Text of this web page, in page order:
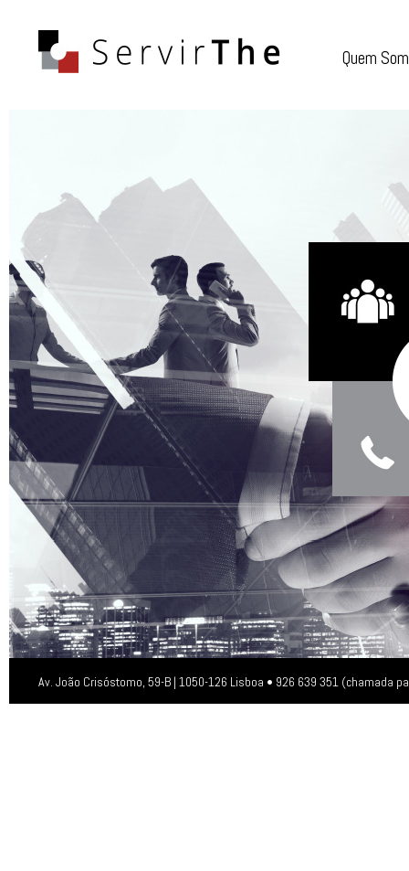
Quem
Av. João Crisóstomo, 59-B | 1050-126 Lisboa • 926 639 351 (chamada